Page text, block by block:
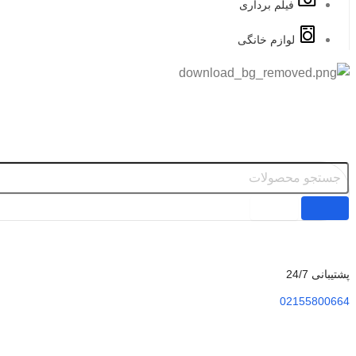
فیلم برداری
لوازم خانگی
پشتیبانی 24/7
02155800664